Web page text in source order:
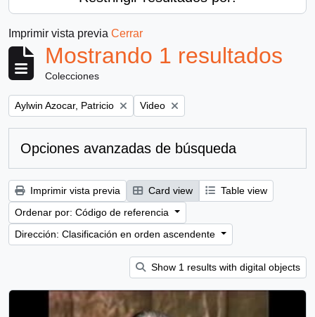
Imprimir vista previa Cerrar
Mostrando 1 resultados
Colecciones
Remove filter:
Aylwin Azocar, Patricio Remove filter:
Video
Opciones avanzadas de búsqueda
Imprimir vista previa Card view
Table view
Ordenar por: Código de referencia
Dirección: Clasificación en orden ascendente
Show 1 results with digital objects